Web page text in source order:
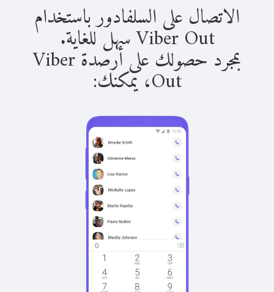
الاتصال على السلفادور باستخدام
Viber Out سهل للغاية.
بمجرد حصولك على أرصدة Viber
Out، يمكنك: